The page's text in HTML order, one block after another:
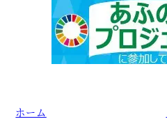
ホーム